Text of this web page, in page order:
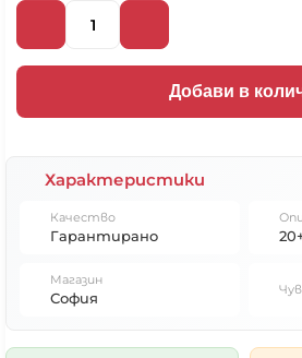
Добави в
Характеристики
Качество
Гарантирано
Магазин
София